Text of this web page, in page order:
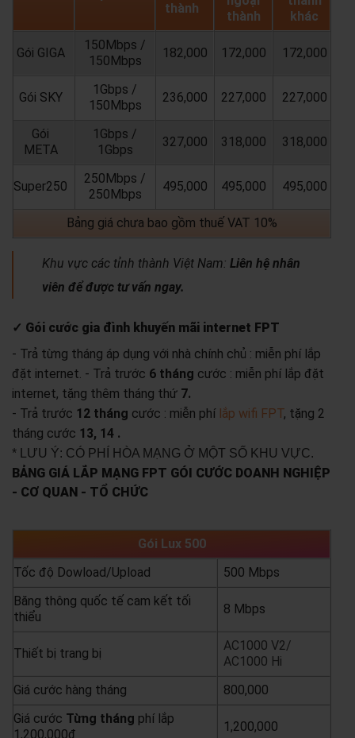
thành
thành
khác
Gói GIGA
150Mbps /
150Mbps
182,000 172,000 172,000
Gói SKY
1Gbps /
150Mbps
236,000 227,000 227,000
Gói
META
1Gbps /
1Gbps
327,000 318,000 318,000
Super250
250Mbps /
250Mbps
495,000 495,000 495,000
Bảng giá chưa bao gồm thuế VAT 10%
Khu vực các tỉnh thành Việt Nam: Liên hệ nhân
viên để được tư vấn ngay.
✓ Gói cước gia đình khuyến mãi internet FPT
- Trả từng tháng áp dụng với nhà chính chủ : miễn phí lắp
đặt internet. - Trả trước 6 tháng cước : miễn phí lắp đặt
internet, tặng thêm tháng thứ 7.
- Trả trước 12 tháng cước : miễn phí lắp wifi FPT, tặng 2
tháng cước 13, 14 .
* LƯU Ý: CÓ PHÍ HÒA MẠNG Ở MỘT SỐ KHU VỰC.
BẢNG GIÁ LẮP MẠNG FPT GÓI CƯỚC DOANH NGHIỆP
- CƠ QUAN - TỔ CHỨC
Gói Lux 500
Tốc độ Dowload/Upload
500 Mbps
Băng thông quốc tế cam kết tối
thiểu
8 Mbps
Thiết bị trang bị
AC1000 V2/
AC1000 Hi
Giá cước hàng tháng
800,000
Giá cước Từng tháng phí lắp
1,200,000đ
1,200,000